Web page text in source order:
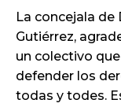
La concejala de
Gutiérrez,
un colectivo
defender los
todas y todes.